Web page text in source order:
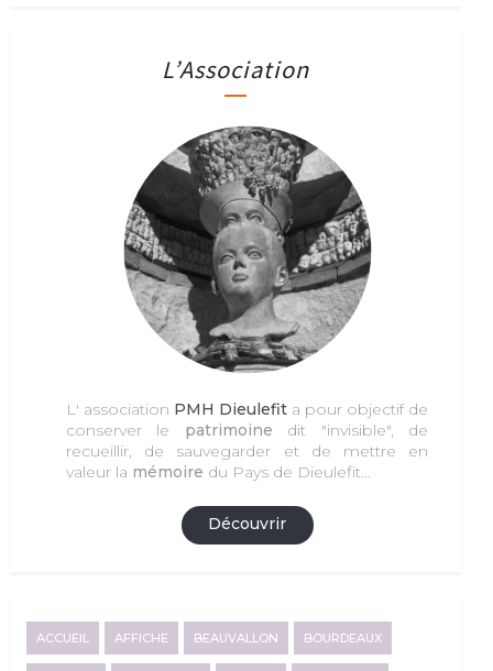
L’Association
L' association PMH Dieulefit a pour objectif de
conserver le patrimoine dit "invisible", de
recueillir, de sauvegarder et de mettre en
valeur la mémoire du Pays de Dieulefit...
Découvrir
ACCUEIL AFFICHE BEAUVALLON BOURDEAUX